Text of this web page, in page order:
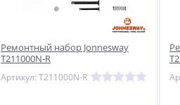
Ремонтный набор Jonnesway
T211000N-R
Артикул: T211000N-R